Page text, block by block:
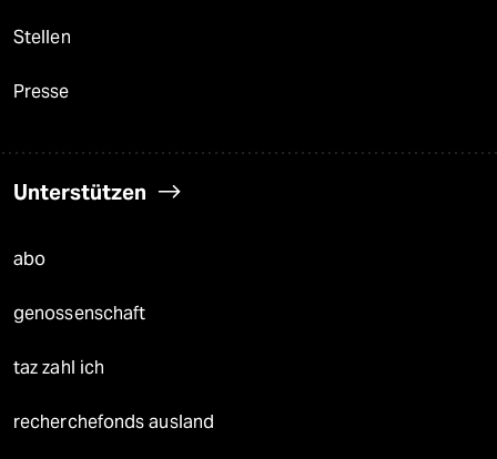
Stellen
Presse
Unterstützen
abo
genossenschaft
taz zahl ich
recherchefonds ausland